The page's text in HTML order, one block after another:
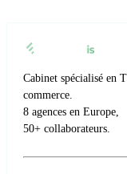
Cabinet spécialisé en
commerce.
8 agences en Europe,
50+ collaborateurs.